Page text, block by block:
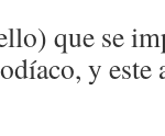
que se
y